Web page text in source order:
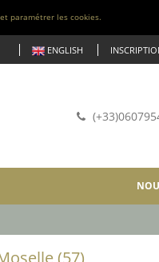
paramétrer les cookies.
ENGLISH
(57)